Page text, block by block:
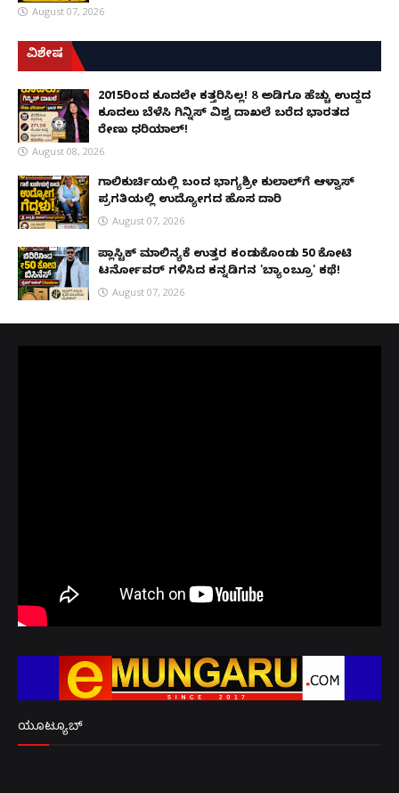
August 07, 2026
ವಿಶೇಷ
2015ರಿಂದ ಕೂದಲೇ ಕತ್ತರಿಸಿಲ್ಲ! 8 ಅಡಿಗೂ ಹೆಚ್ಚು ಉದ್ದದ
ಕೂದಲು ಬೆಳೆಸಿ ಗಿನ್ನಿಸ್ ವಿಶ್ವ ದಾಖಲೆ ಬರೆದ ಭಾರತದ
ರೇಣು ಧರಿಯಾಲ್!
August 08, 2026
ಗಾಲಿಕುರ್ಚಿಯಲ್ಲಿ ಬಂದ ಭಾಗ್ಯಶ್ರೀ ಕುಲಾಲ್‌ಗೆ ಆಳ್ವಾಸ್
ಪ್ರಗತಿಯಲ್ಲಿ ಉದ್ಯೋಗದ ಹೊಸ ದಾರಿ
August 07, 2026
ಪ್ಲಾಸ್ಟಿಕ್ ಮಾಲಿನ್ಯಕ್ಕೆ ಉತ್ತರ ಕಂಡುಕೊಂಡು ₹50 ಕೋಟಿ
ಟರ್ನೋವರ್ ಗಳಿಸಿದ ಕನ್ನಡಿಗನ 'ಬ್ಯಾಂಬ್ರೂ' ಕಥೆ!
August 07, 2026
ಯೂಟ್ಯೂಬ್